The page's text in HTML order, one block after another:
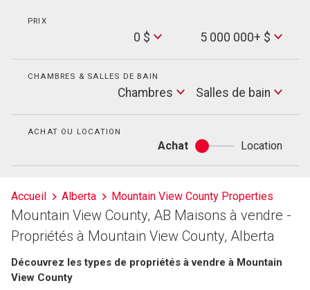
PRIX
0 $
Max
Price
5 000 000+ $
CHAMBRES & SALLES DE BAIN
Chambres
Salles
de
Salles de bain
ACHAT OU LOCATION
Achat
Achat
ou
Location
Accueil Alberta Mountain View County Properties
Mountain View County, AB Maisons à vendre -
Propriétés à Mountain View County, Alberta
Découvrez les types de propriétés à vendre à Mountain
View County